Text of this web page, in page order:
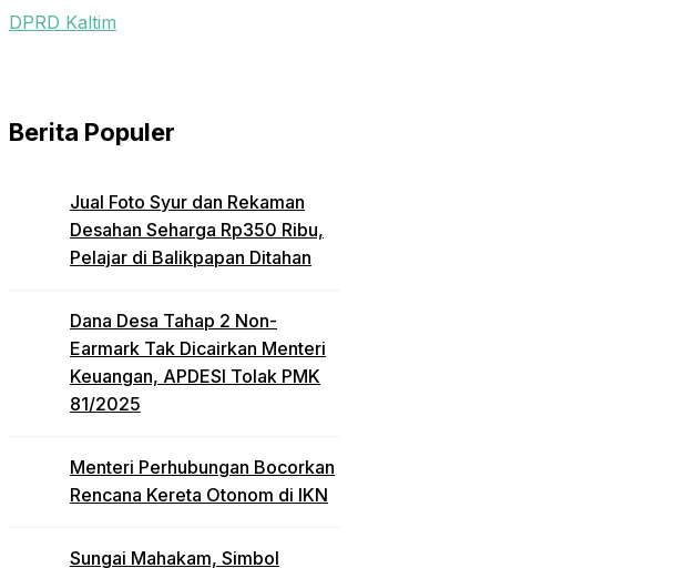
DPRD Kaltim
Berita Populer
Jual Foto Syur dan Rekaman
Desahan Seharga Rp350 Ribu,
Pelajar di Balikpapan Ditahan
Dana Desa Tahap 2 Non-
Earmark Tak Dicairkan Menteri
Keuangan, APDESI Tolak PMK
81/2025
Menteri Perhubungan Bocorkan
Rencana Kereta Otonom di IKN
Sungai Mahakam, Simbol